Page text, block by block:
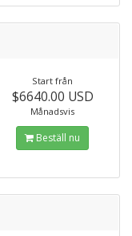
Start från
$6640.00 USD
Månadsvis
Beställ nu